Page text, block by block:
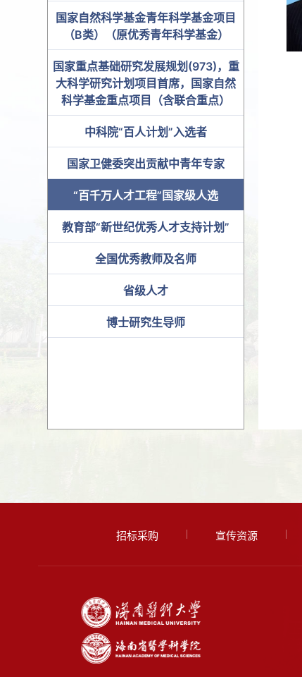
国家自然科学基金青年科学基金项目
（B类）（原优秀青年科学基金）
国家重点基础研究发展规划(973)，重
大科学研究计划项目首席，国家自然
科学基金重点项目（含联合重点）
中科院“百人计划”入选者
国家卫健委突出贡献中青年专家
“百千万人才工程”国家级人选
教育部“新世纪优秀人才支持计划”
全国优秀教师及名师
省级人才
博士研究生导师
招标采购 宣传资源